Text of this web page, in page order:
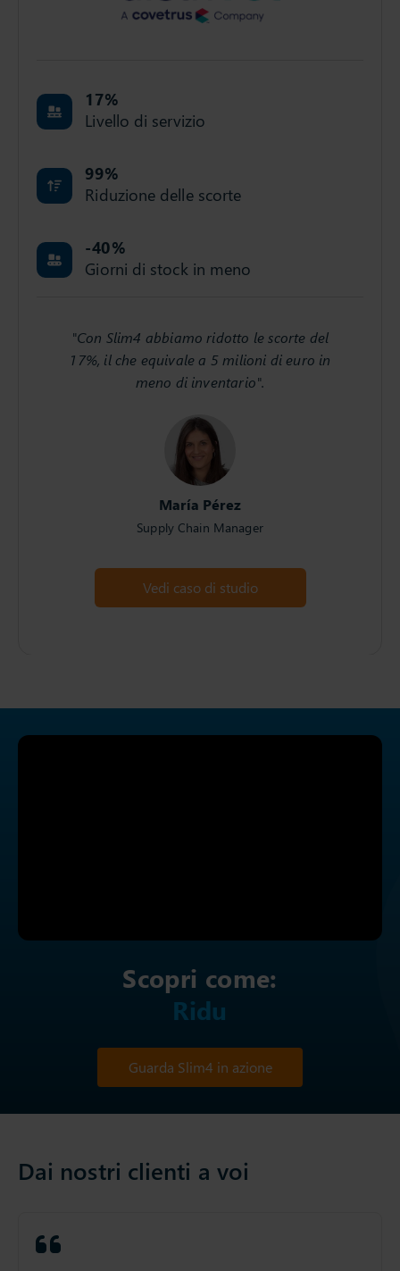
17%
Livello di servizio
99%
Riduzione delle scorte
-40%
Giorni di stock in meno
"Con Slim4 abbiamo ridotto le scorte del
17%, il che equivale a 5 milioni di euro in
meno di inventario".
María Pérez
Supply Chain Manager
Vedi caso di studio
Scopri come:
Ridurre
Guarda Slim4 in azione
Dai nostri clienti a voi